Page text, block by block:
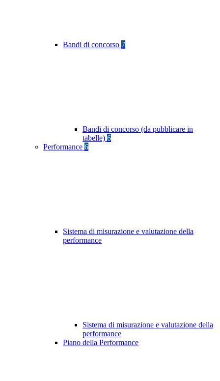
Bandi di concorso 7
Bandi di concorso (da pubblicare in
tabelle) 6
Performance 6
Sistema di misurazione e valutazione della
performance
Sistema di misurazione e valutazione della
performance
Piano della Performance